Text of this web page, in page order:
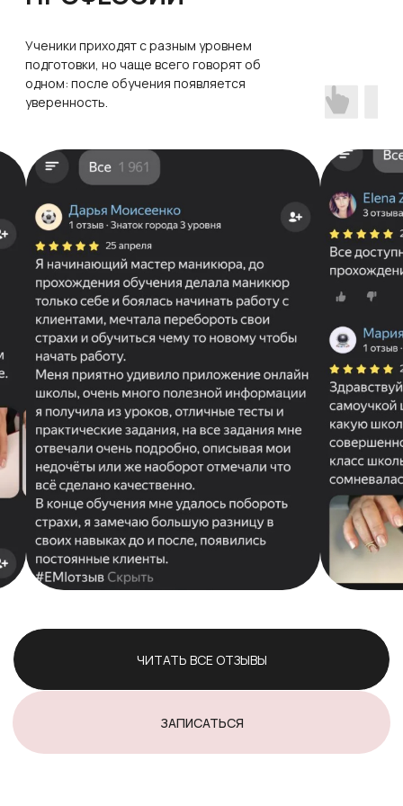
НАЧНИТЕ КАРЬЕРУ NAIL-
МАСТЕРА В РОСТОВЕ —
ОСТАВЬТЕ ЗАЯВКУ НА
ПОДБОР КУРСА
Телефон:
8 904 441 84 86
г. Ростов-на-Дону, ул. Малюгиной, 102/160